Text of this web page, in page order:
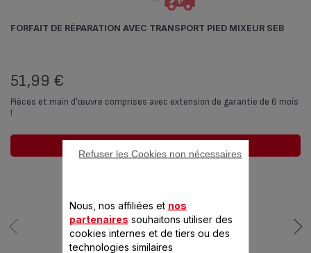
FORFAIT DE RÉPARATION AVEC TRANSPORT PIED MIXEUR SEB
51,99 €
Pièces et main d'œuvre comprises avec extension de garantie de 6 mois
!
Ajouter au panier
Nous, nos affiliées et nos
partenaires souhaitons utiliser des
cookies internes et de tiers ou des
technologies similaires
Refuser les Cookies non nécessaires